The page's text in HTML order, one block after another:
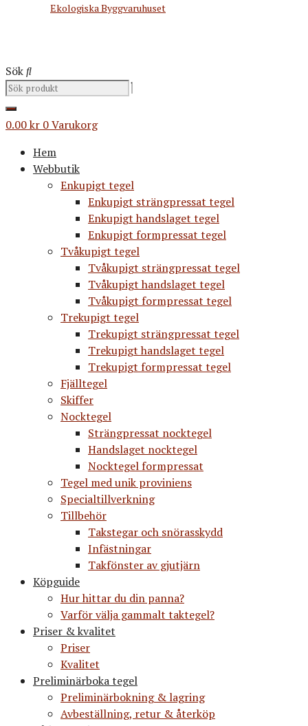
Ekologiska Byggvaruhuset
Sök
0.00kr 0Varukorg
Hem
Webbutik
Enkupigt tegel
Enkupigt strängpressat tegel
Enkupigt handslaget tegel
Enkupigt formpressat tegel
Tvåkupigt tegel
Tvåkupigt strängpressat tegel
Tvåkupigt handslaget tegel
Tvåkupigt formpressat tegel
Trekupigt tegel
Trekupigt strängpressat tegel
Trekupigt handslaget tegel
Trekupigt formpressat tegel
Fjälltegel
Skiffer
Nocktegel
Strängpressat nocktegel
Handslaget nocktegel
Nocktegel formpressat
Tegel med unik proviniens
Specialtillverkning
Tillbehör
Takstegar och snörasskydd
Infästningar
Takfönster av gjutjärn
Köpguide
Hur hittar du din panna?
Varför välja gammalt taktegel?
Priser & kvalitet
Priser
Kvalitet
Preliminärboka tegel
Preliminärbokning & lagring
Avbeställning, retur & återköp